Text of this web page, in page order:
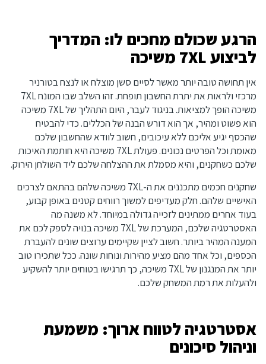
הרגע שכולם מחכים לו: המדריך
לביצוע 7XL משיכה
אין תחושה טובה יותר מאשר לסיים סשן מוצלח או לנצח בטורניר
מרכזי ולראות את יתרת החשבון תופחת. זהו השלב שבו המונח 7XL
משיכה הופך למציאות. בניגוד לעבר, היום התהליך של 7XL משיכה
הוא פשוט ומהיר, אך הוא דורש הבנה של הכללים. כדי להבטיח
שהכסף יגיע אליכם ללא עיכובים, חשוב לוודא שהחשבון שלכם
מאומת וכל הפרטים נכונים. פעולת 7XL משיכה היא חותמת האיכות
שלכם כשחקנים, והיא מסמלת את ההצלחה שלכם ליד השולחן הירוק.
שחקנים חכמים מתכננים את ה-7XL משיכה שלהם בהתאם לצרכים
האישיים שלהם. חלק מעדיפים למשוך רווחים קטנים באופן קבוע,
בעוד אחרים ממתינים לזכייה גדולה במיוחד. לא משנה מה
האסטרטגיה שלכם, המערכת של 7XL משיכה בנויה לספק לכם את
המענה המהיר ביותר. חשוב לציין שקיימים ערוצים שונים להעברת
הכספים, וכל אחד מהם מציע מהירות ונוחות שונה. ככל שתכירו טוב
יותר את המנגנון של 7XL משיכה, כך תרגישו בטוחים יותר להשקיע
ולהעלות את רמת המשחק שלכם.
אסטרטגיה לטווח ארוך: משמעת
וניהול סיכונים